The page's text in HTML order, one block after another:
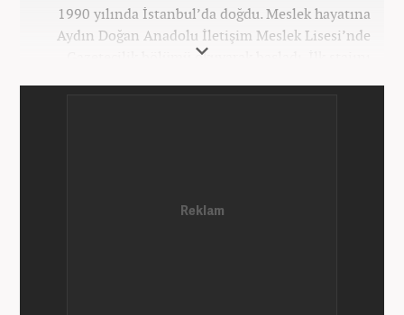
1990 yılında İstanbul’da doğdu. Meslek hayatına
Aydın Doğan Anadolu İletişim Meslek Lisesi’nde
Gazetecilik bölümü okuyarak başladı. İlk stajını
Haber7.com’da “Gündem Editörü” olarak devam